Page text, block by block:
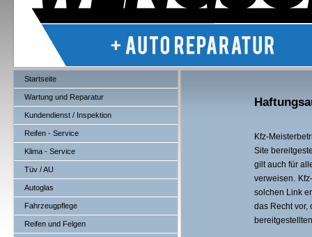
Startseite
Wartung und Reparatur
Kundendienst / Inspektion
Reifen - Service
Klima - Service
Tüv / AU
Autoglas
Fahrzeugpflege
Reifen und Felgen
Kfz-
Site
gilt auch für
verweisen.
solchen Link
das Recht vor,